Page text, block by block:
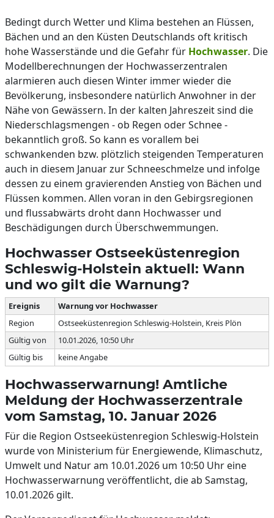
Bedingt durch Wetter und Klima bestehen an Flüssen,
Bächen und an den Küsten Deutschlands oft kritisch
hohe Wasserstände und die Gefahr für Hochwasser. Die
Modellberechnungen der Hochwasserzentralen
alarmieren auch diesen Winter immer wieder die
Bevölkerung, insbesondere natürlich Anwohner in der
Nähe von Gewässern. In der kalten Jahreszeit sind die
Niederschlagsmengen - ob Regen oder Schnee -
bekanntlich groß. So kann es vorallem bei
schwankenden bzw. plötzlich steigenden Temperaturen
auch in diesem Januar zur Schneeschmelze und infolge
dessen zu einem gravierenden Anstieg von Bächen und
Flüssen kommen. Allen voran in den Gebirgsregionen
und flussabwärts droht dann Hochwasser und
Beschädigungen durch Überschwemmungen.
Hochwasser Ostseeküstenregion
Schleswig-Holstein aktuell: Wann
und wo gilt die Warnung?
Ereignis
Warnung vor Hochwasser
Region
Ostseeküstenregion Schleswig-Holstein, Kreis Plön
Gültig von
10.01.2026, 10:50 Uhr
Gültig bis
keine Angabe
Hochwasserwarnung! Amtliche
Meldung der Hochwasserzentrale
vom Samstag, 10. Januar 2026
Für die Region Ostseeküstenregion Schleswig-Holstein
wurde von Ministerium für Energiewende, Klimaschutz,
Umwelt und Natur am 10.01.2026 um 10:50 Uhr eine
Hochwasserwarnung veröffentlicht, die ab Samstag,
10.01.2026 gilt.